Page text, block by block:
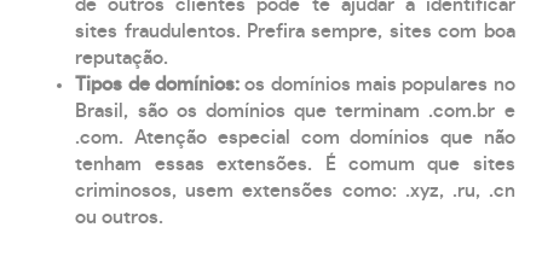
de outros clientes pode te ajudar a identificar
sites fraudulentos. Prefira sempre, sites com boa
reputação.
Tipos de domínios:os domínios mais populares no
Brasil, são os domínios que terminam .com.br e
.com. Atenção especial com domínios que não
tenham essas extensões. É comum que sites
criminosos, usem extensões como: .xyz, .ru, .cn
ou outros.